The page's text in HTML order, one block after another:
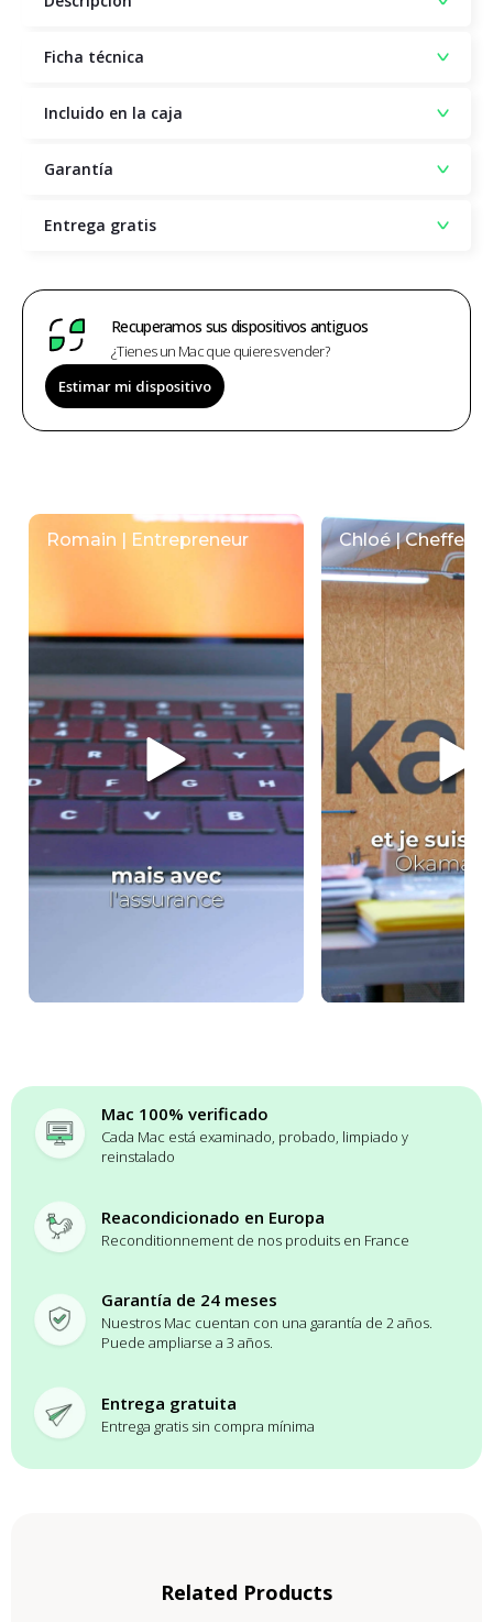
Ficha técnica
Incluido en la caja
Garantía
Entrega gratis
Recuperamos sus dispositivos antiguos
¿Tienes un Mac que quieres vender?
Estimar mi dispositivo
Mac 100% verificado
Cada Mac está examinado, probado, limpiado y
reinstalado
Reacondicionado en Europa
Reconditionnement de nos produits en France
Garantía de 24 meses
Nuestros Mac cuentan con una garantía de 2 años.
Puede ampliarse a 3 años.
Entrega gratuita
Entrega gratis sin compra mínima
Related Products